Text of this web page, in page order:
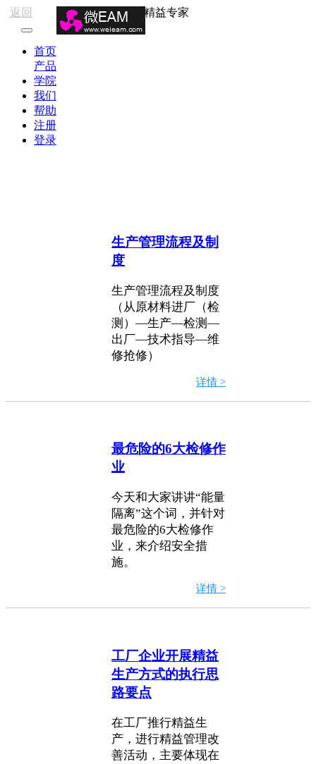
返回 精益专家
首页
产品
学院
我们
帮助
注册
登录
生产管理流程及制
度
生产管理流程及制度
（从原材料进厂（检
测）—生产—检测—
出厂—技术指导—维
修抢修）
详情 >
最危险的6大检修作
业
今天和大家讲讲“能量
隔离”这个词，并针对
最危险的6大检修作
业，来介绍安全措
施。
详情 >
工厂企业开展精益
生产方式的执行思
路要点
在工厂推行精益生
产，进行精益管理改
善活动，主要体现在